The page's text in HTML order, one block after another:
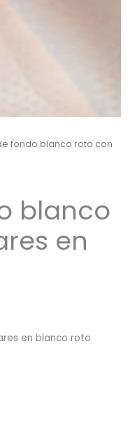
fondo blanco roto con
blanco
en
en blanco roto